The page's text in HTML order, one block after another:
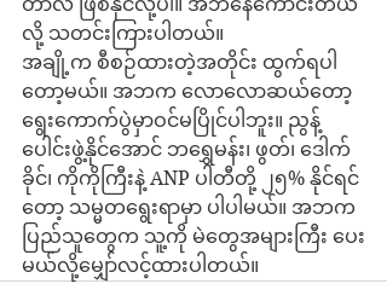
လို့ သတင်းကြားပါတယ်။
အချို့က စီစဉ်ထားတဲ့အတိုင်း ထွက်ရပါ
တော့မယ်။ အဘက လောလောဆယ်တော့
ရွေးကောက်ပွဲမှာဝင်မပြိုင်ပါဘူး။ ညွန့်
ပေါင်းဖွဲ့နိုင်အောင် ဘရွှေမန်း၊ ဖွတ်၊ ဒေါက်
ခိုင်၊ ကိုကိုကြီးနဲ့ ANP ပါတီတို့ ၂၅% နိုင်ရင်
တော့ သမ္မတရွေးရာမှာ ပါပါမယ်။ အဘက
ပြည်သူတွေက သူ့ကို မဲတွေအများကြီး ပေး
မယ်လို့မျှော်လင့်ထားပါတယ်။